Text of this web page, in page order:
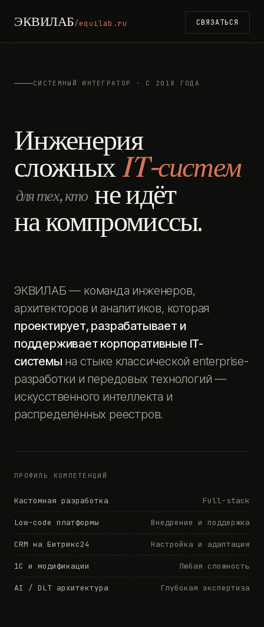
ЭКВИЛАБ/equilab.ru СВЯЗАТЬСЯ
СИСТЕМНЫЙ ИНТЕГРАТОР · С 2018 ГОДА
Инженерия
сложныхIT-систем
для тех, кто не идёт
на компромиссы.
ЭКВИЛАБ — команда инженеров,
архитекторов и аналитиков, которая
проектирует, разрабатывает и
поддерживает корпоративные IT-
системы на стыке классической enterprise-
разработки и передовых технологий —
искусственного интеллекта и
распределённых реестров.
ПРОФИЛЬ КОМПЕТЕНЦИЙ
Кастомная разработка Full-stack
Low-code платформы Внедрение и поддержка
CRM на Битрикс24 Настройка и адаптация
1С и модификации Любая сложность
AI / DLT архитектура Глубокая экспертиза